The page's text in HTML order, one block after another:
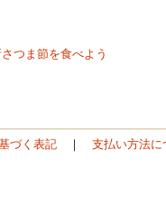
づく表記 ｜支払い方法に